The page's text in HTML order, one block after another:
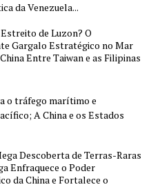
da Venezuela...
Estreito de Luzon? O
Gargalo Estratégico no Mar
Entre Taiwan e as Filipinas
o tráfego marítimo e
A China e os Estados
Descoberta de Terras-Raras
Enfraquece o Poder
da China e Fortalece o